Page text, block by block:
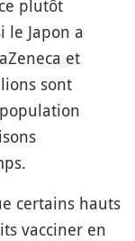
plutôt
le Japon a
et
sont
certains hauts
vacciner en